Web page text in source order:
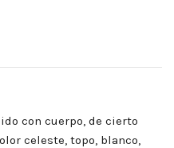
con cuerpo, de cierto
celeste, topo, blanco,